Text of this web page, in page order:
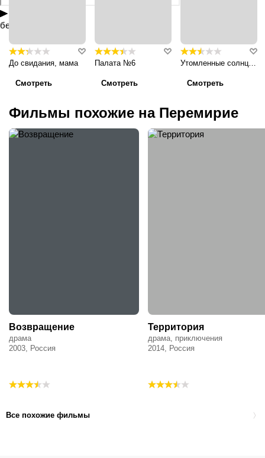
бесплатно
До свидания, мама
Смотреть
Палата №6
Смотреть
Утомленные солнцем 2: Предстояние
Смотреть
Фильмы похожие на Перемирие
Возвращение
драма
2003, Россия
Территория
драма, приключения
2014, Россия
Все похожие фильмы